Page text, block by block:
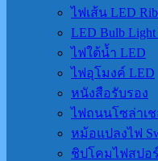
ไฟเส้น LED
LED Bulb
ไฟใต้น้ำ LED
ไฟอุโมงค์ LED
หนังสือรับรอง
ไฟถนนโซล่าเ
หม้อแปลงไฟ
ชิปโคมไฟสปอ